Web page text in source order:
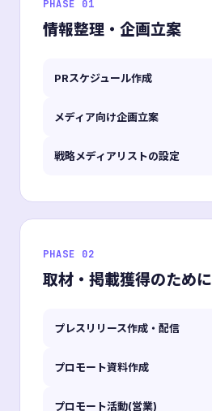
PHASE 01
情報整理・企画立案
PRスケジュール作成
メディア向け企画立案
戦略メディアリストの設定
PHASE 02
取材・掲載獲得のために
プレスリリース作成・配信
プロモート資料作成
プロモート活動(営業)